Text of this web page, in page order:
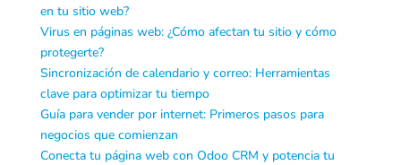
en tu sitio web?
Virus en páginas web: ¿Cómo afectan tu sitio y cómo
protegerte?
Sincronización de calendario y correo: Herramientas
clave para optimizar tu tiempo
Guía para vender por internet: Primeros pasos para
negocios que comienzan
Conecta tu página web con Odoo CRM y potencia tu